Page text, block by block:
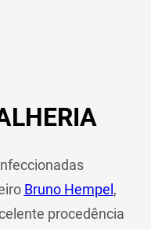
Bruno Hempel ,
procedência